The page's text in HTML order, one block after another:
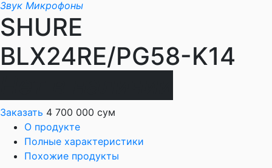
Звук Микрофоны
SHURE
BLX24RE/PG58-K14
Заказать 4 700 000 сум
О продукте
Полные характеристики
Похожие продукты